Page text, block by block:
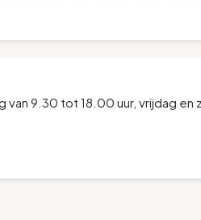
9.30 tot 18.00 uur, vrijdag en